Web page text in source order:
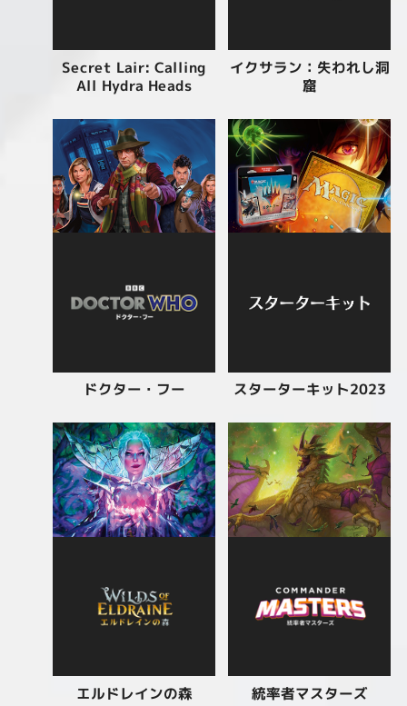
Secret Lair: Calling
All Hydra Heads
イクサラン：失われし洞
窟
ドクター・フー スターターキット2023
エルドレインの森 統率者マスターズ